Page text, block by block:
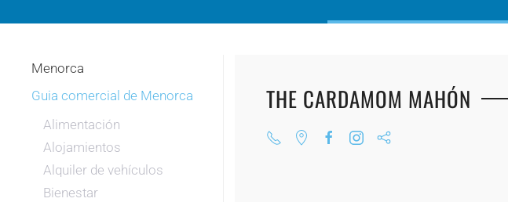
Menorca
Guia comercial de Menorca
Alimentación
Alojamientos
Alquiler de vehículos
Bienestar
THE CARDAMOM MAHÓN